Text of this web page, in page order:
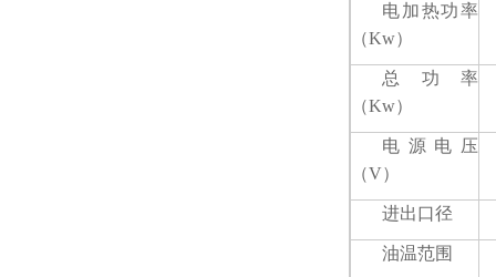
电加热功率
（Kw）
总功率
（Kw）
电源电压
（V）
进出口径
油温范围